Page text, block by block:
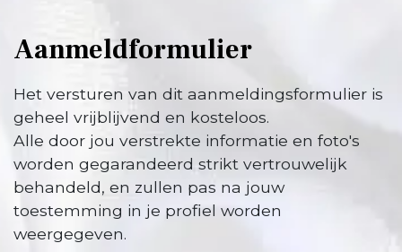
Aanmeldformulier
Het versturen van dit aanmeldingsformulier is
geheel vrijblijvend en kosteloos.
Alle door jou verstrekte informatie en foto's
worden gegarandeerd strikt vertrouwelijk
behandeld, en zullen pas na jouw
toestemming in je profiel worden
weergegeven.